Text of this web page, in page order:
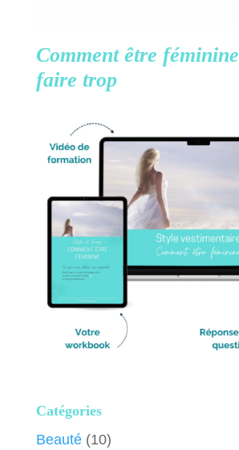
Comment être féminine
faire trop
Catégories
Beauté(10)